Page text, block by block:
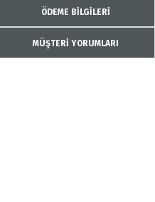
ÖDEME BİLGİLERİ
MÜŞTERİ YORUMLARI